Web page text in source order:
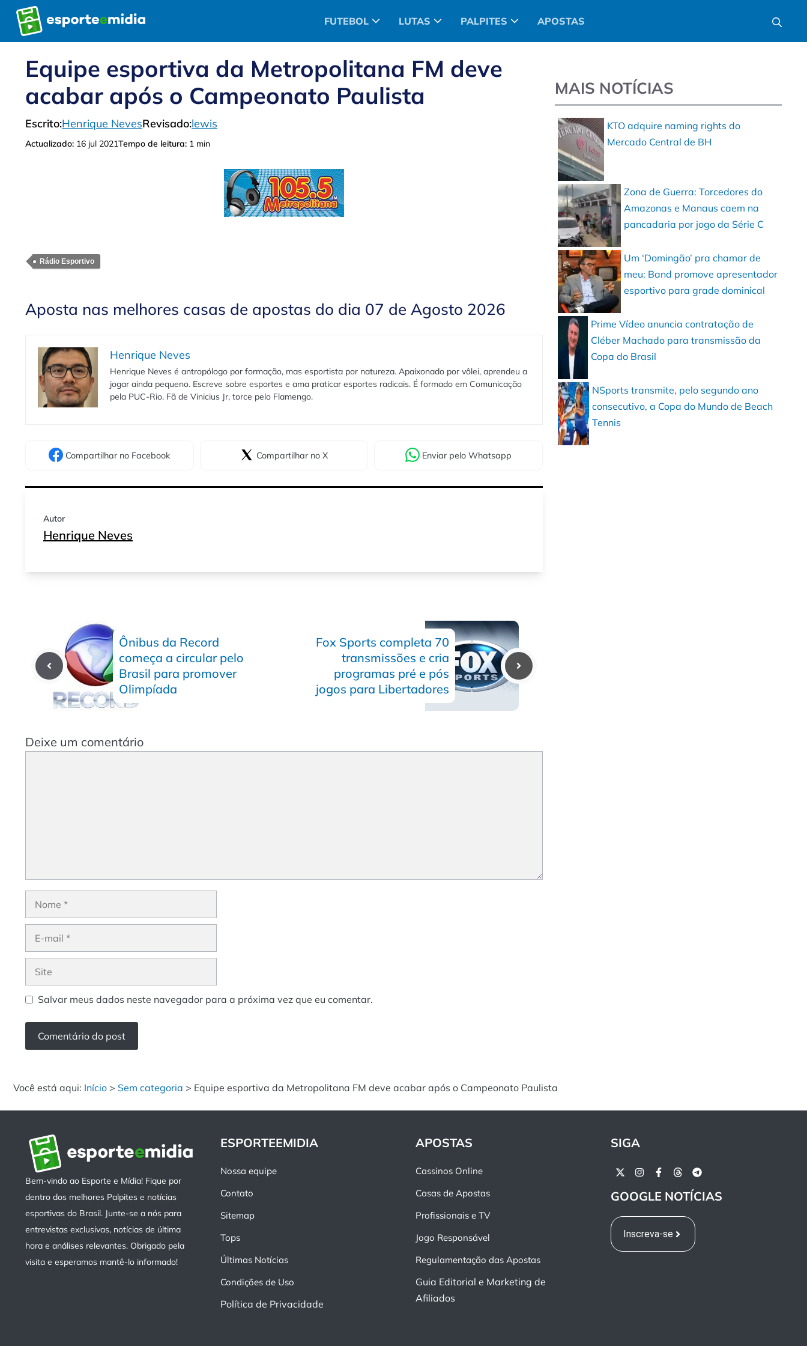
Pular
para
o
FUTEBOL LUTAS PALPITES APOSTAS
Equipe esportiva da Metropolitana FM deve
acabar após o Campeonato Paulista
Escrito:Henrique NevesRevisado:lewis
Actualizado: 16 jul 2021Tempo de leitura: 1 min
Rádio Esportivo
Aposta nas melhores casas de apostas do dia 07 de Agosto 2026
Henrique Neves
Henrique Neves é antropólogo por formação, mas esportista por natureza. Apaixonado por vôlei, aprendeu a
jogar ainda pequeno. Escreve sobre esportes e ama praticar esportes radicais. É formado em Comunicação
pela PUC-Rio. Fã de Vinicius Jr, torce pelo Flamengo.
Compartilhar no Facebook Compartilhar no X Enviar pelo Whatsapp
Autor
Henrique Neves
Ônibus da Record
começa a circular pelo
Brasil para promover
Olimpíada
Fox Sports completa 70
transmissões e cria
programas pré e pós
jogos para Libertadores
Deixe um comentário
Nome
Site
Salvar meus dados neste navegador para a próxima vez que eu comentar.
MAIS NOTÍCIAS
KTO adquire naming rights do
Mercado Central de BH
Zona de Guerra: Torcedores do
Amazonas e Manaus caem na
pancadaria por jogo da Série C
Um ‘Domingão’ pra chamar de
meu: Band promove apresentador
esportivo para grade dominical
Prime Vídeo anuncia contratação de
Cléber Machado para transmissão da
Copa do Brasil
NSports transmite, pelo segundo ano
consecutivo, a Copa do Mundo de Beach
Tennis
Você está aqui: Início > Sem categoria > Equipe esportiva da Metropolitana FM deve acabar após o Campeonato Paulista
Bem-vindo ao Esporte e Mídia! Fique por
dentro dos melhores Palpites e notícias
esportivas do Brasil. Junte-se a nós para
entrevistas exclusivas, notícias de última
hora e análises relevantes. Obrigado pela
visita e esperamos mantê-lo informado!
ESPORTEEMIDIA
Nossa equipe
Contato
Sitemap
Tops
Últimas Notícias
Condições de Uso
Política de Privacidade
APOSTAS
Cassinos Online
Casas de Apostas
Profissionais e TV
Jogo Responsável
Regulamentação das Apostas
Guia Editorial e Marketing de
Afiliados
SIGA
GOOGLE NOTÍCIAS
Inscreva-se